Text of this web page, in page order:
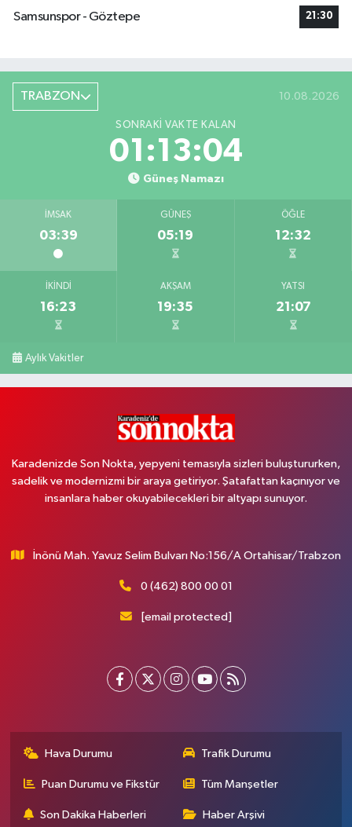
Samsunspor - Göztepe
21:30
TRABZON 10.08.2026
SONRAKI VAKTE KALAN
01:13:04
Güneş Namazı
İMSAK
03:39
GÜNEŞ
05:19
ÖĞLE
12:32
İKINDI
16:23
AKŞAM
19:35
YATSI
21:07
Aylık Vakitler
Karadenizde Son Nokta, yepyeni temasıyla sizleri buluştururken,
sadelik ve modernizmi bir araya getiriyor. Şatafattan kaçınıyor ve
insanlara haber okuyabilecekleri bir altyapı sunuyor.
İnönü Mah. Yavuz Selim Bulvarı No:156/A Ortahisar/Trabzon
0 (462) 800 00 01
[email protected]
Hava Durumu Trafik Durumu
Puan Durumu ve Fikstür Tüm Manşetler
Son Dakika Haberleri Haber Arşivi